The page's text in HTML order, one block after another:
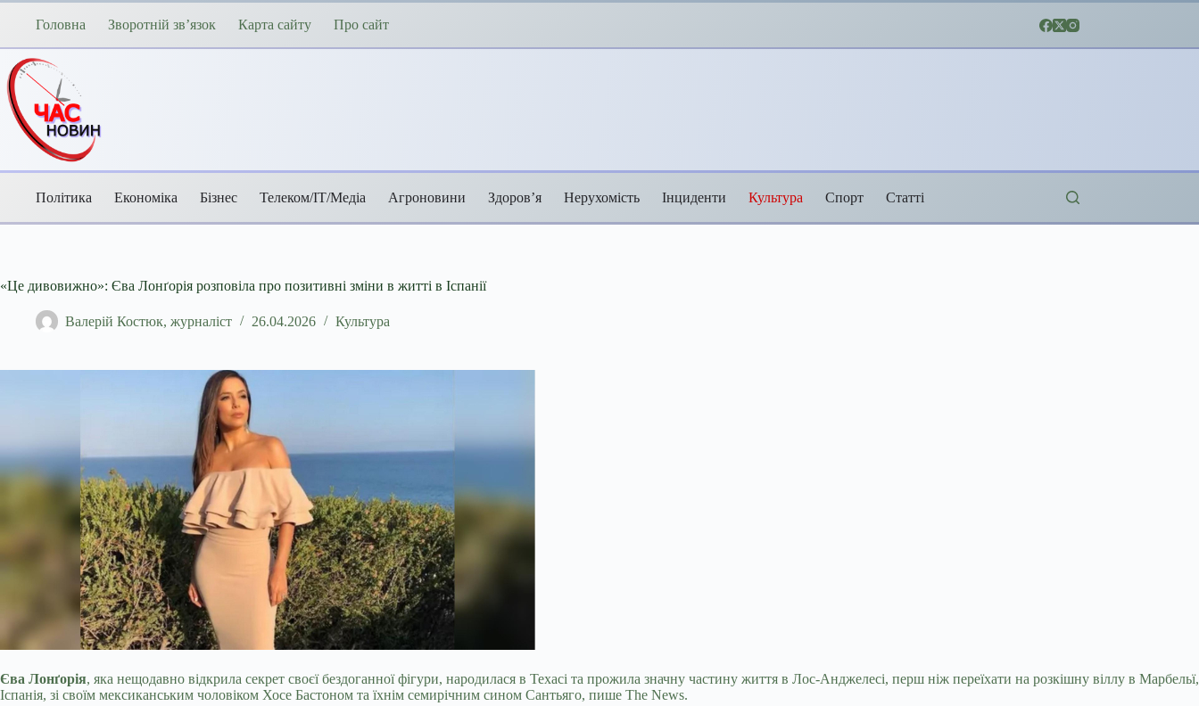
Перейти
Головна Зворотній зв’язок Карта сайту Про сайт
Політика Економіка Бізнес Телеком/ІТ/Медіа Агроновини Здоров’я Нерухомість Інциденти Культура Спорт Статті
«Це дивовижно»: Єва Лонґорія розповіла про позитивні зміни в житті в Іспанії
Валерій Костюк, журналіст 26.04.2026 Культура
Єва Лонґорія, яка нещодавно відкрила секрет своєї бездоганної фігури, народилася в Техасі та прожила значну частину життя в Лос-Анджелесі, перш ніж переїхати на розкішну віллу в Марбельї,
Іспанія, зі своїм мексиканським чоловіком Хосе Бастоном та їхнім семирічним сином Сантьяго, пише The News.